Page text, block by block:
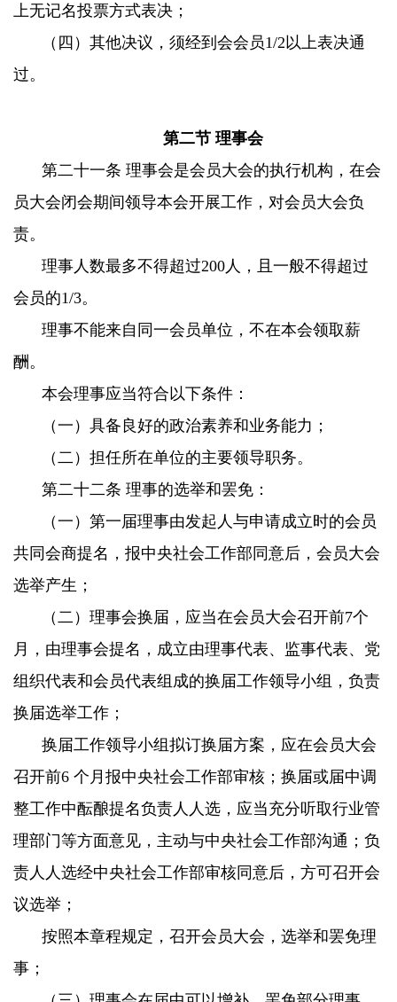
上无记名投票方式表决；
（四）其他决议，须经到会会员1/2以上表决通
过。
第二节 理事会
第二十一条 理事会是会员大会的执行机构，在会
员大会闭会期间领导本会开展工作，对会员大会负
责。
理事人数最多不得超过200人，且一般不得超过
会员的1/3。
理事不能来自同一会员单位，不在本会领取薪
酬。
本会理事应当符合以下条件：
（一）具备良好的政治素养和业务能力；
（二）担任所在单位的主要领导职务。
第二十二条 理事的选举和罢免：
（一）第一届理事由发起人与申请成立时的会员
共同会商提名，报中央社会工作部同意后，会员大会
选举产生；
（二）理事会换届，应当在会员大会召开前7个
月，由理事会提名，成立由理事代表、监事代表、党
组织代表和会员代表组成的换届工作领导小组，负责
换届选举工作；
换届工作领导小组拟订换届方案，应在会员大会
召开前6 个月报中央社会工作部审核；换届或届中调
整工作中酝酿提名负责人人选，应当充分听取行业管
理部门等方面意见，主动与中央社会工作部沟通；负
责人人选经中央社会工作部审核同意后，方可召开会
议选举；
按照本章程规定，召开会员大会，选举和罢免理
事；